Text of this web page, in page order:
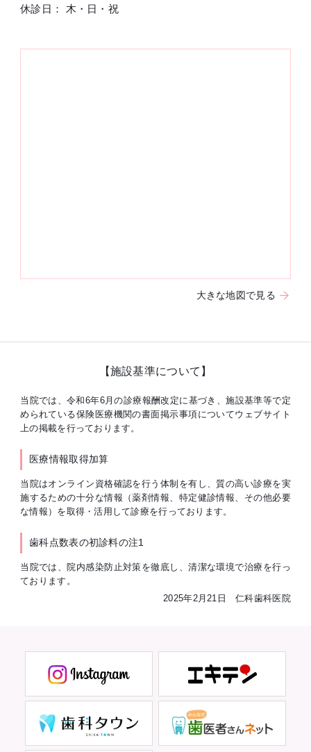
休診日： 木・日・祝
大きな地図で見る
【施設基準について】
当院では、令和6年6月の診療報酬改定に基づき、施設基準等で定
められている保険医療機関の書面掲示事項についてウェブサイト
上の掲載を行っております。
医療情報取得加算
当院はオンライン資格確認を行う体制を有し、質の高い診療を実
施するための十分な情報（薬剤情報、特定健診情報、その他必要
な情報）を取得・活用して診療を行っております。
歯科点数表の初診料の注1
当院では、院内感染防止対策を徹底し、清潔な環境で治療を行っ
ております。
2025年2月21日 仁科歯科医院